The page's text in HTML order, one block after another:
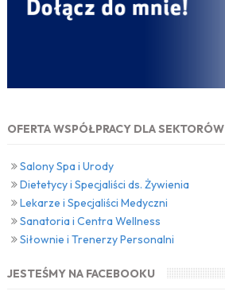
OFERTA WSPÓŁPRACY DLA SEKTORÓW
Salony Spa i Urody
Dietetycy i Specjaliści ds. Żywienia
Lekarze i Specjaliści Medyczni
Sanatoria i Centra Wellness
Siłownie i Trenerzy Personalni
JESTEŚMY NA FACEBOOKU